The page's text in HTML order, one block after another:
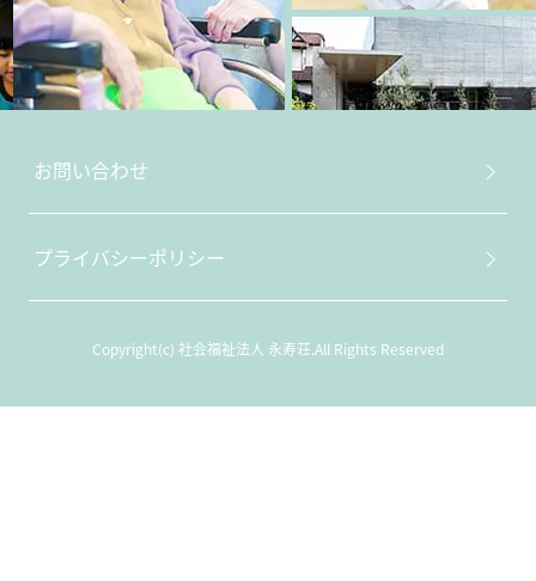
お問い合わせ
プライバシーポリシー
Copyright(c) 社会福祉法人 永寿荘.All Rights Reserved